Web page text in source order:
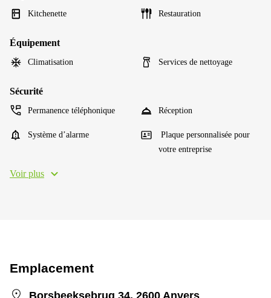
Kitchenette Restauration
Équipement
Climatisation Services de nettoyage
Sécurité
Permanence téléphonique Réception
Système d’alarme
Plaque personnalisée pour
votre entreprise
Voir plus
Emplacement
Borsbeeksebrug 34, 2600 Anvers